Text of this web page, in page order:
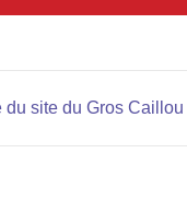
du site du Gros Caillou